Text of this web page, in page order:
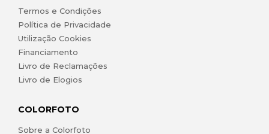
Termos e Condições
Política de Privacidade
Utilização Cookies
Financiamento
Livro de Reclamações
Livro de Elogios
COLORFOTO
Sobre a Colorfoto